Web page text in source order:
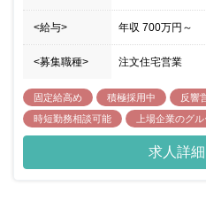
<給与> 年収 700万円 ～
<募集職種> 注文住宅営業
固定給高め 積極採用中 反響
時短勤務相談可能
上場企業のグ
求人詳